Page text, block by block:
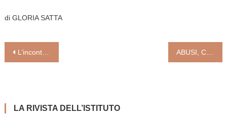
di GLORIA SATTA
Navigazione
L’incontro del cardinale Parolin con un gruppo di premi Nobel apre il meeting mondiale sulla fraternità: Segno di speranza ABUSI, CAMBIAMENTI CLIMATICI, GUERRE, LGBTQ, RUOLO DONNE: ECCO IL DOCUMENTO BASE
LA RIVISTA DELL’ISTITUTO